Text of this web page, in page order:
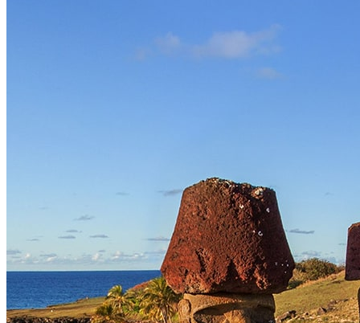
行病期间，当人们感染了不同的疾病时，为了避免传染别人，
这里。食物和水是通过长杆穿过一个小窗户送给他们的。如果